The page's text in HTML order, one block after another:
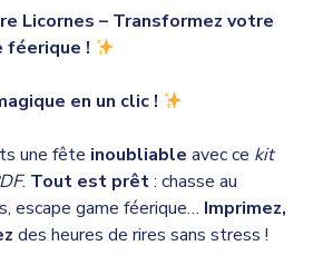
Licornes – Transformez votre
féerique !
en un clic !
une fête inoubliable avec ce kit
. Tout est prêt: chasse au
escape game féerique… Imprimez,
des heures de rires sans stress !